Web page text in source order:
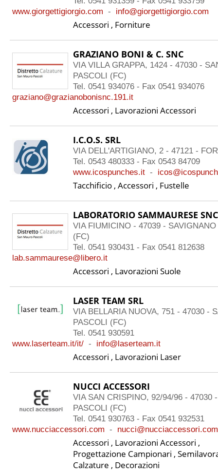
www.giorgettigiorgio.com - info@giorgettigiorgio.com
Accessori , Forniture
GRAZIANO BONI & C. SNC
VIA VILLA GRAPPA, 1424 - 47030 -
PASCOLI (FC)
Tel. 0541 934076 - Fax 0541 934076
graziano@grazianobonisnc.191.it
Accessori , Lavorazioni Accessori
I.C.O.S. SRL
VIA DELL'ARTIGIANO, 2 - 47121 -
Tel. 0543 480333 - Fax 0543 84709
www.icospunches.it -
Tacchificio , Accessori , Fustelle
LABORATORIO SAMMAURESE SNC
VIA FIUMICINO - 47039 -
(FC)
Tel. 0541 930431 - Fax 0541 812638
lab.sammaurese@libero.it
Accessori , Lavorazioni Suole
LASER TEAM SRL
VIA BELLARIA NUOVA, 751 - 47030 -
PASCOLI (FC)
Tel. 0541 930591
www.laserteam.it/it/ - info@laserteam.it
Accessori , Lavorazioni Laser
NUCCI ACCESSORI
VIA SAN CRISPINO, 92/94/96 - 47030
PASCOLI (FC)
Tel. 0541 930763 - Fax 0541 932531
www.nucciaccessori.com - nucci@nucciaccessori.com
Accessori , Lavorazioni Accessori ,
Progettazione Campionari ,
Calzature , Decorazioni